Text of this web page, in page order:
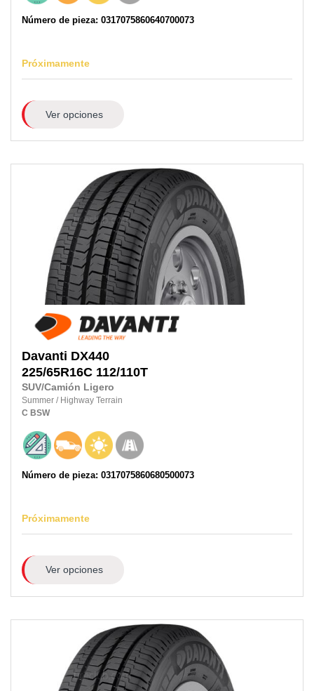
Número de pieza: 0317075860640700073
Próximamente
Ver opciones
Davanti DX440
225/65R16C 112/110T
SUV/Camión Ligero
Summer / Highway Terrain
C BSW
Número de pieza: 0317075860680500073
Próximamente
Ver opciones